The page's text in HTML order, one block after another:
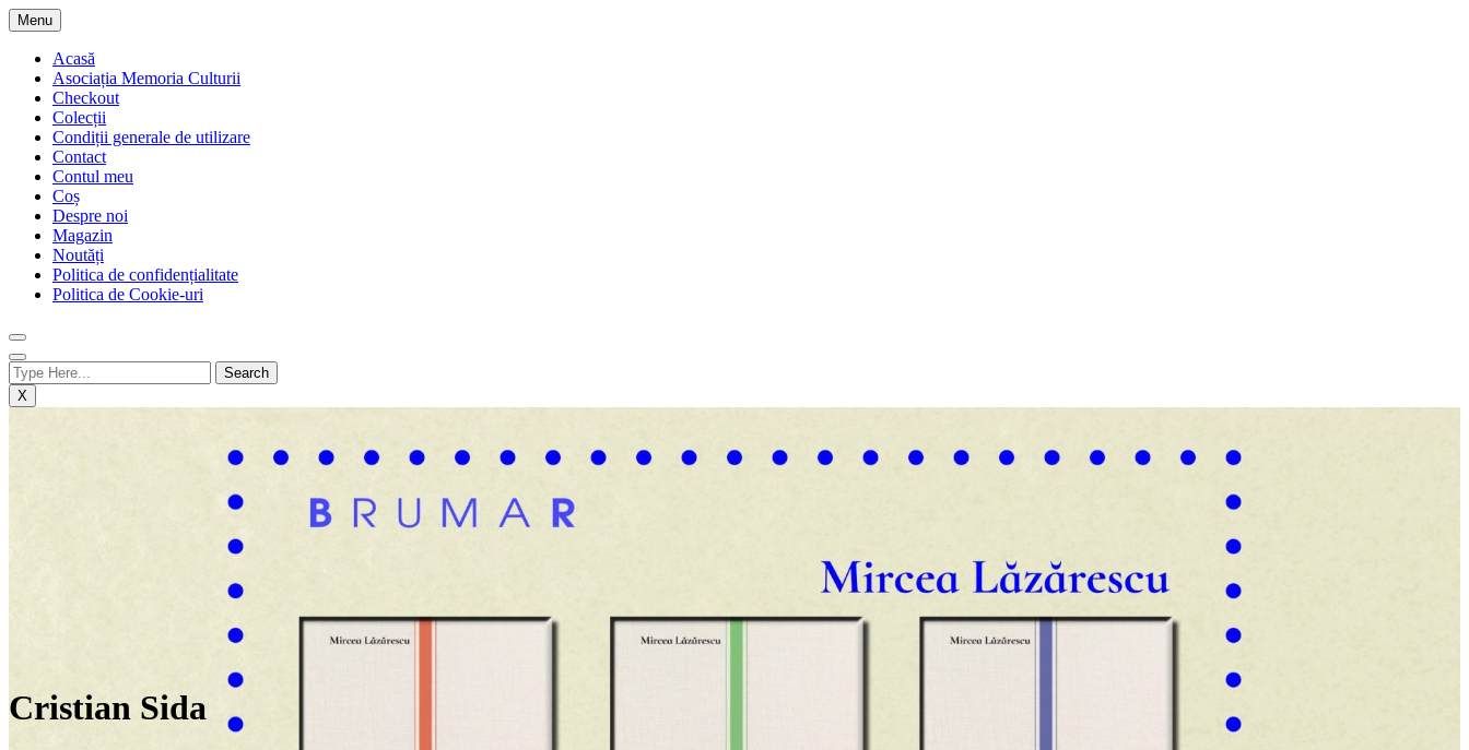
Skip
to
content
Menu
Acasă
Asociația Memoria Culturii
Checkout
Colecții
Condiții generale de utilizare
Contact
Contul meu
Coș
Despre noi
Magazin
Noutăți
Politica de confidențialitate
Politica de Cookie-uri
X
Cristian Sida